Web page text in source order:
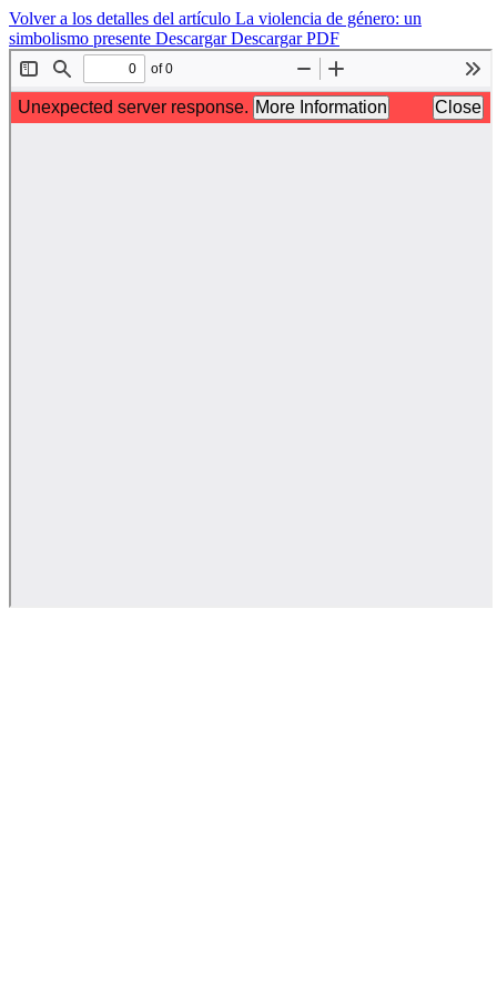
Volver a los detalles del artículo La violencia de género: un
simbolismo presente DescargarDescargar PDF